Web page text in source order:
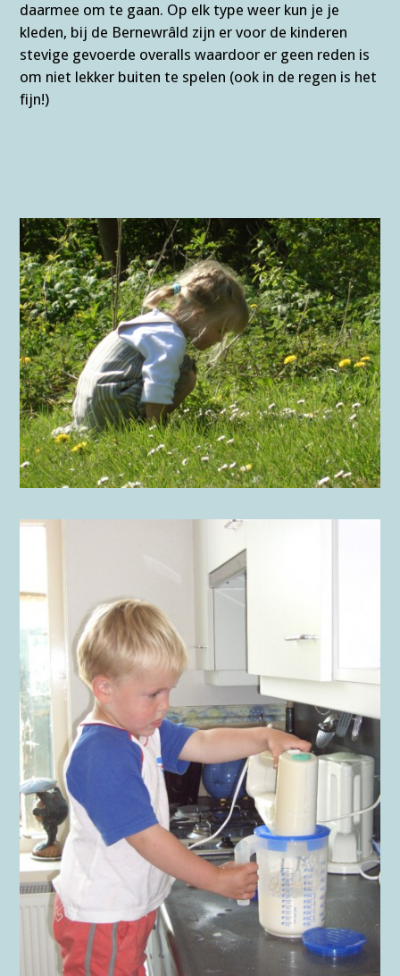
daarmee om te gaan. Op elk type weer kun je je
kleden, bij de Bernewrâld zijn er voor de kinderen
stevige gevoerde overalls waardoor er geen reden is
om niet lekker buiten te spelen (ook in de regen is het
fijn!)